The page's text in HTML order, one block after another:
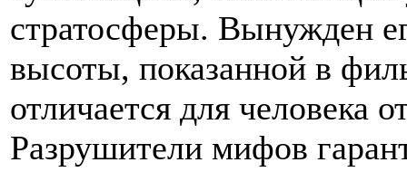
стратосферы. Вынужден
высоты, показанной в
отличается для человека
Разрушители мифов